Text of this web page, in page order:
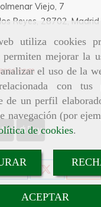
utiliza cookies
permiten mejorar la
el uso de la
con tus
de un perfil
navegación (por
de cookies.
ACEPTAR
Viejo, 7
Reyes, 28702, Madrid